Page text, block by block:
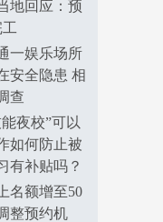
地回应：预
一娱乐场所
安全隐患 相
查
夜校”可以
如何防止被
有补贴吗？
名额增至50
整预约机